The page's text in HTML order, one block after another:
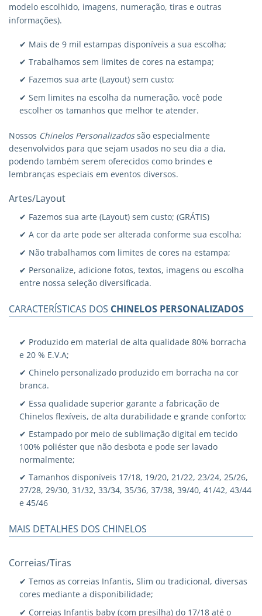
modelo escolhido, imagens, numeração, tiras e outras
informações).
✔ Mais de 9 mil estampas disponíveis a sua escolha;
✔ Trabalhamos sem limites de cores na estampa;
✔ Fazemos sua arte (Layout) sem custo;
✔ Sem limites na escolha da numeração, você pode
escolher os tamanhos que melhor te atender.
Nossos Chinelos Personalizadossão especialmente
desenvolvidos para que sejam usados no seu dia a dia,
podendo também serem oferecidos como brindes e
lembranças especiais em eventos diversos.
Artes/Layout
✔ Fazemos sua arte (Layout) sem custo; (GRÁTIS)
✔ A cor da arte pode ser alterada conforme sua escolha;
✔ Não trabalhamos com limites de cores na estampa;
✔ Personalize, adicione fotos, textos, imagens ou escolha
entre nossa seleção diversificada.
CARACTERÍSTICAS DOS CHINELOS PERSONALIZADOS
✔ Produzido em material de alta qualidade 80% borracha
e 20 % E.V.A;
✔ Chinelo personalizado produzido em borracha na cor
branca.
✔ Essa qualidade superior garante a fabricação de
Chinelos flexíveis, de alta durabilidade e grande conforto;
✔ Estampado por meio de sublimação digital em tecido
100% poliéster que não desbota e pode ser lavado
normalmente;
✔ Tamanhos disponíveis 17/18, 19/20, 21/22, 23/24, 25/26,
27/28, 29/30, 31/32, 33/34, 35/36, 37/38, 39/40, 41/42, 43/44
e 45/46
MAIS DETALHES DOS CHINELOS
Correias/Tiras
✔ Temos as correias Infantis, Slim ou tradicional, diversas
cores mediante a disponibilidade;
✔ Correias Infantis baby (com presilha) do 17/18 até o